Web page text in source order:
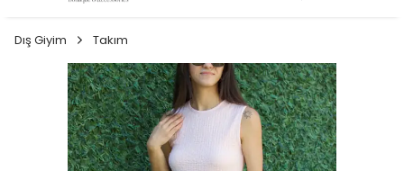
Dış Giyim Takım